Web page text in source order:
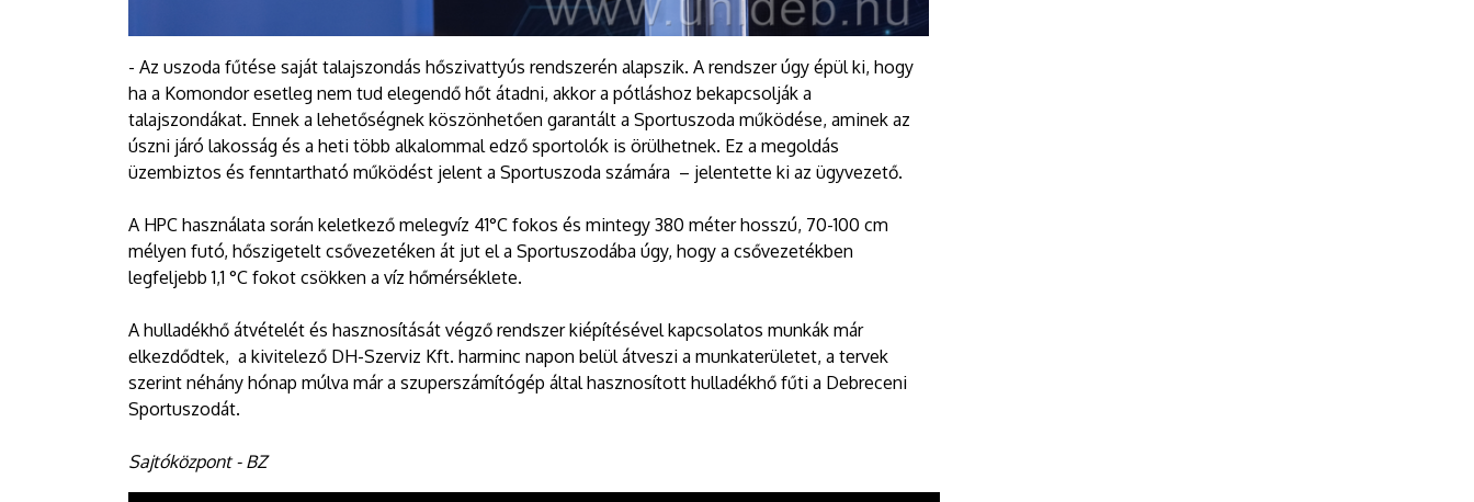
- Az uszoda fűtése saját talajszondás hőszivattyús rendszerén alapszik. A rendszer úgy épül ki, hogy
ha a Komondor esetleg nem tud elegendő hőt átadni, akkor a pótláshoz bekapcsolják a
talajszondákat. Ennek a lehetőségnek köszönhetően garantált a Sportuszoda működése, aminek az
úszni járó lakosság és a heti több alkalommal edző sportolók is örülhetnek. Ez a megoldás
üzembiztos és fenntartható működést jelent a Sportuszoda számára – jelentette ki az ügyvezető.
A HPC használata során keletkező melegvíz 41°C fokos és mintegy 380 méter hosszú, 70-100 cm
mélyen futó, hőszigetelt csővezetéken át jut el a Sportuszodába úgy, hogy a csővezetékben
legfeljebb 1,1 °C fokot csökken a víz hőmérséklete.
A hulladékhő átvételét és hasznosítását végző rendszer kiépítésével kapcsolatos munkák már
elkezdődtek, a kivitelező DH-Szerviz Kft. harminc napon belül átveszi a munkaterületet, a tervek
szerint néhány hónap múlva már a szuperszámítógép által hasznosított hulladékhő fűti a Debreceni
Sportuszodát.
Sajtóközpont - BZ